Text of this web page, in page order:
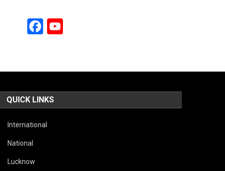
Facebook
QUICK LINKS
International
National
Lucknow